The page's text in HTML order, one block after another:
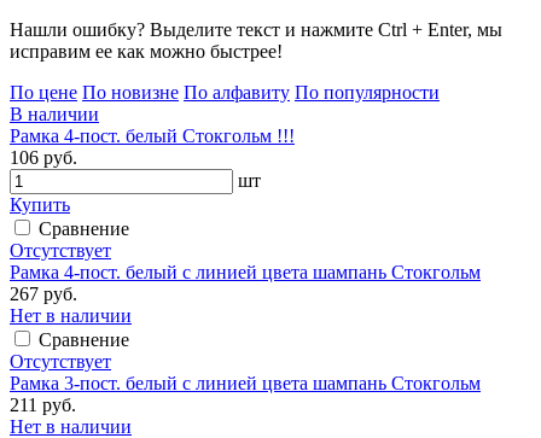
Нашли ошибку? Выделите текст и нажмите Ctrl + Enter, мы
исправим ее как можно быстрее!
По цене По новизне По алфавиту По популярности
В наличии
Рамка 4-пост. белый Стокгольм !!!
106 руб.
шт
Купить
Сравнение
Отсутствует
Рамка 4-пост. белый с линией цвета шампань Стокгольм
267 руб.
Нет в наличии
Сравнение
Отсутствует
Рамка 3-пост. белый с линией цвета шампань Стокгольм
211 руб.
Нет в наличии